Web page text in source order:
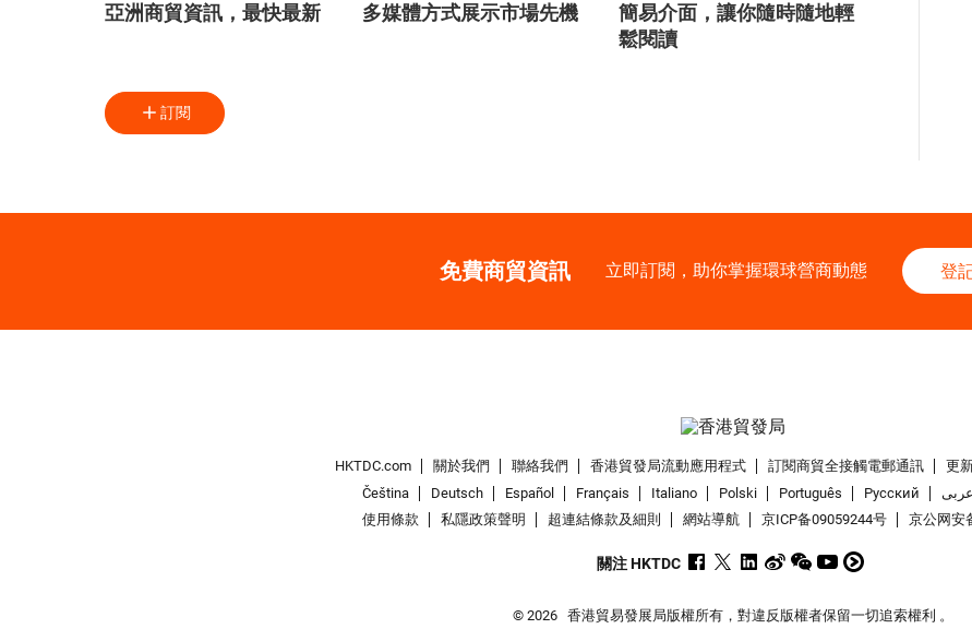
亞洲商貿資訊，最快最新 多媒體方式展示市場先機
簡易介面，讓你隨時隨地輕
鬆閱讀
訂閱
免費商貿資訊 立即訂閱，助你掌握環球營商動態 登
HKTDC.com 關於我們 聯絡我們 香港貿發局流動應用程式 訂閱商貿全接觸電郵通訊
更
Čeština
Deutsch Español Français Italiano Polski Português Pусский عربى
使用條款
私隱政策聲明 超連結條款及細則 網站導航 京ICP备09059244号 京公网安
關注 HKTDC
© 2026 香港貿易發展局版權所有，對違反版權者保留一切追索權利 。